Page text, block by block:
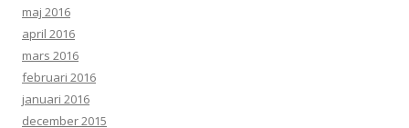
maj 2016
april 2016
mars 2016
februari 2016
januari 2016
december 2015